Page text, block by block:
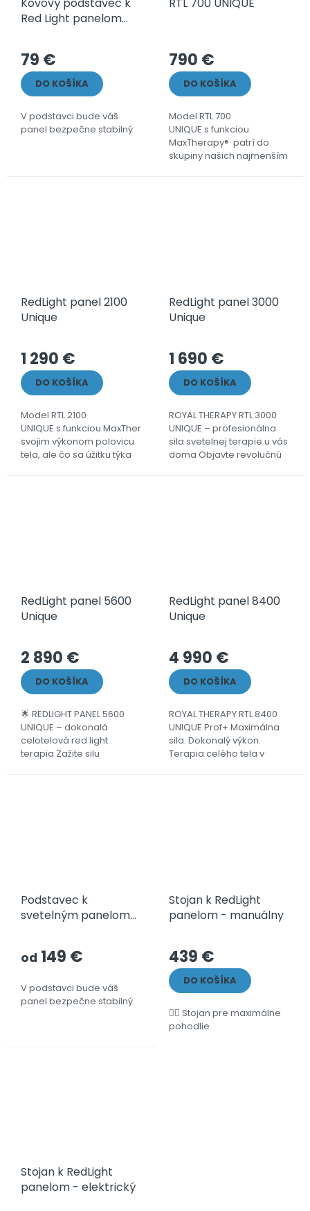
Kovový podstavec k
Red Light panelom
79 €
DO KOŠÍKA
V podstavci bude váš
panel bezpečne stabilný
RTL 700 UNIQUE
790 €
DO KOŠÍKA
Model RTL 700
UNIQUE s funkciou
MaxTherapy® patrí do
skupiny našich najmenším
RedLight panel 2100
Unique
1 290 €
DO KOŠÍKA
Model RTL 2100
UNIQUE s funkciou MaxTherapy® obsiahne
svojim výkonom polovicu
tela, ale čo sa úžitku týka
RedLight panel 3000
Unique
1 690 €
DO KOŠÍKA
ROYAL THERAPY RTL 3000
UNIQUE – profesionálna
sila svetelnej terapie u vás
doma Objavte revolučnú
RedLight panel 5600
Unique
2 890 €
DO KOŠÍKA
🌟 REDLIGHT PANEL 5600
UNIQUE – dokonalá
celotelová red light
terapia Zažite silu
RedLight panel 8400
Unique
4 990 €
DO KOŠÍKA
ROYAL THERAPY RTL 8400
UNIQUE Prof+ Maximálna
sila. Dokonalý výkon.
Terapia celého tela v
Podstavec k
svetelným panelom
od 149 €
V podstavci bude váš
panel bezpečne stabilný
Stojan k RedLight
panelom - manuálny
439 €
DO KOŠÍKA
🧍‍♂️ Stojan pre maximálne
pohodlie
Stojan k RedLight
panelom - elektrický